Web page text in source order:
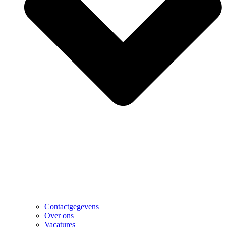
Contactgegevens
Over ons
Vacatures